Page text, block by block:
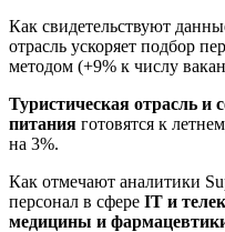
Как свидетельствуют
отрасль ускоряет подбор
методом (+9% к числу
Туристическая отрасль и
питания готовятся к
на 3%.
Как отмечают аналитики
персонал в сфере IT и
медицины и